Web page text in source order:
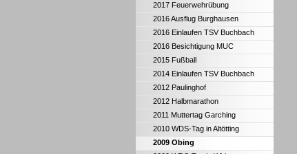
2017 Feuerwehrübung
2016 Ausflug Burghausen
2016 Einlaufen TSV Buchbach
2016 Besichtigung MUC
2015 Fußball
2014 Einlaufen TSV Buchbach
2012 Paulinghof
2012 Halbmarathon
2011 Muttertag Garching
2010 WDS-Tag in Altötting
2009 Obing